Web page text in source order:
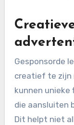
Gesponsorde
creatief te zijn
kunnen
die aansluiten
Dit helpt niet